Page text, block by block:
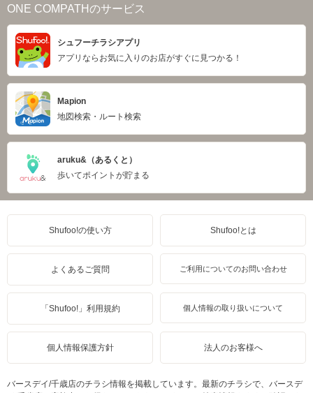
ONE COMPATHのサービス
シュフーチラシアプリ
アプリならお気に入りのお店がすぐに見つかる！
Mapion
地図検索・ルート検索
aruku&（あるくと）
歩いてポイントが貯まる
Shufoo!の使い方 Shufoo!とは
よくあるご質問 ご利用についてのお問い合わせ
「Shufoo!」利用規約 個人情報の取り扱いについて
個人情報保護方針 法人のお客様へ
バースデイ/千歳店のチラシ情報を掲載しています。最新のチラシで、バースデ